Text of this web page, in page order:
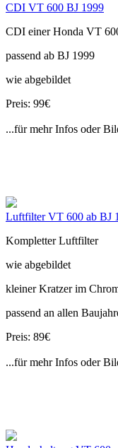
CDI VT 600 BJ 1999
CDI einer Honda VT
passend ab BJ 1999
wie abgebildet
Preis: 99€
...für mehr Infos oder
Luftfilter VT 600 ab BJ
Kompletter Luftfilter
wie abgebildet
kleiner Kratzer im
passend an allen
Preis: 89€
...für mehr Infos oder